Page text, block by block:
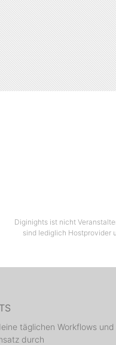
Diginights ist nicht
sind lediglich Hostprovider
täglichen Workflows und
durch